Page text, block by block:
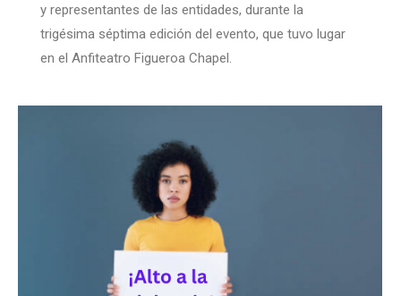
y representantes de las entidades, durante la
trigésima séptima edición del evento, que tuvo lugar
en el Anfiteatro Figueroa Chapel.